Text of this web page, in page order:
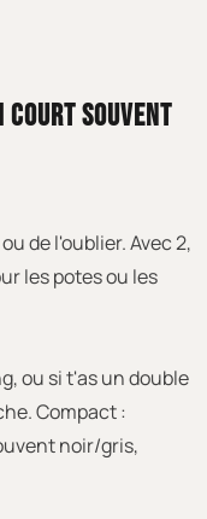
SOUVENT
de l'oublier. Avec 2,
les potes ou les
ou si t'as un double
Compact :
noir/gris,